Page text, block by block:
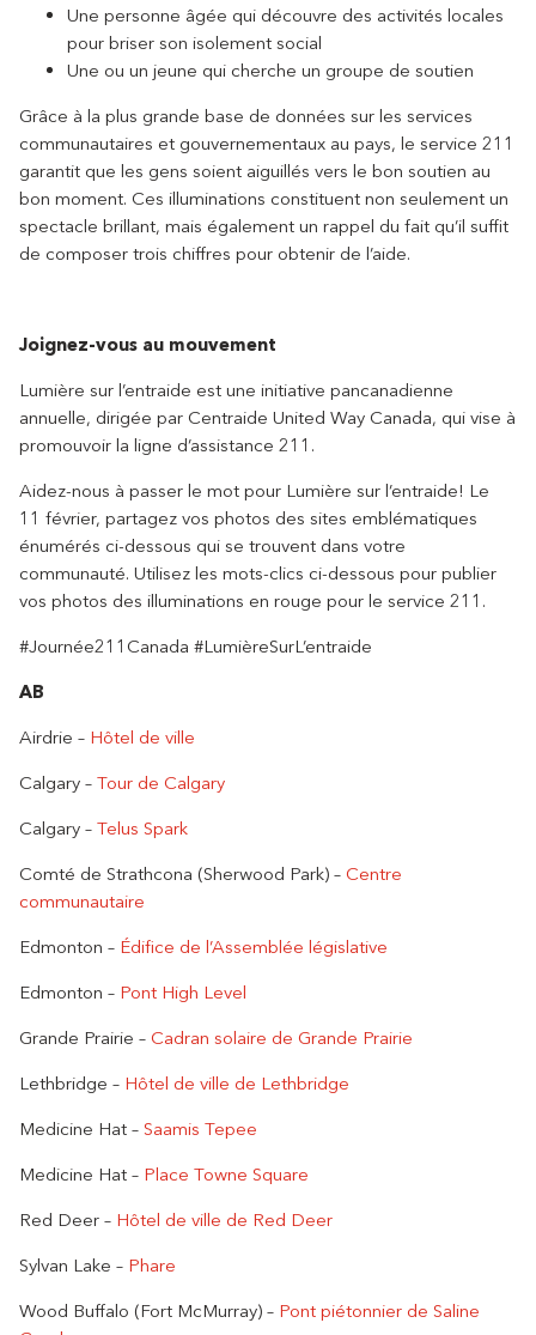
Une personne âgée qui découvre des activités locales
pour briser son isolement social
Une ou un jeune qui cherche un groupe de soutien
Grâce à la plus grande base de données sur les services
communautaires et gouvernementaux au pays, le service 211
garantit que les gens soient aiguillés vers le bon soutien au
bon moment. Ces illuminations constituent non seulement un
spectacle brillant, mais également un rappel du fait qu’il suffit
de composer trois chiffres pour obtenir de l’aide.
Joignez-vous au mouvement
Lumière sur l’entraide est une initiative pancanadienne
annuelle, dirigée par Centraide United Way Canada, qui vise à
promouvoir la ligne d’assistance 211.
Aidez-nous à passer le mot pour Lumière sur l’entraide! Le
11 février, partagez vos photos des sites emblématiques
énumérés ci-dessous qui se trouvent dans votre
communauté. Utilisez les mots-clics ci-dessous pour publier
vos photos des illuminations en rouge pour le service 211.
#Journée211Canada #LumièreSurL’entraide
AB
Airdrie – Hôtel de ville
Calgary – Tour de Calgary
Calgary – Telus Spark
Comté de Strathcona (Sherwood Park) – Centre
communautaire
Edmonton – Édifice de l’Assemblée législative
Edmonton – Pont High Level
Grande Prairie – Cadran solaire de Grande Prairie
Lethbridge – Hôtel de ville de Lethbridge
Medicine Hat – Saamis Tepee
Medicine Hat – Place Towne Square
Red Deer – Hôtel de ville de Red Deer
Sylvan Lake – Phare
Wood Buffalo (Fort McMurray) – Pont piétonnier de Saline